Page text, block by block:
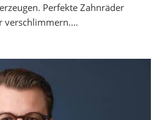
Perfekte Zahnräder
verschlimmern.…